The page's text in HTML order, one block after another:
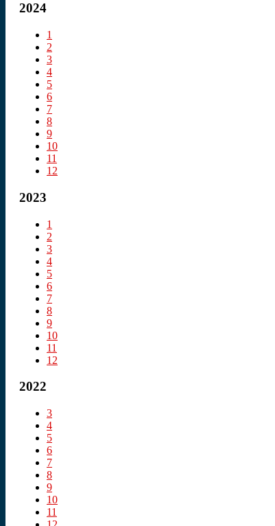
2024
1
2
3
4
5
6
7
8
9
10
11
12
2023
1
2
3
4
5
6
7
8
9
10
11
12
2022
3
4
5
6
7
8
9
10
11